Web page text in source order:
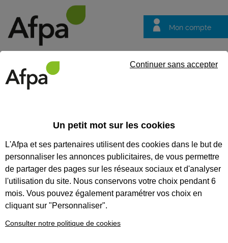
Mon compte
questions
CODES
CONCEPTEUR MÉDIATISEUR
PÉDAGOGIQUE
Un petit mot sur les cookies
L'Afpa et ses partenaires utilisent des cookies dans le but de
personnaliser les annonces publicitaires, de vous permettre
de partager des pages sur les réseaux sociaux et d'analyser
l'utilisation du site. Nous conservons votre choix pendant 6
mois. Vous pouvez également paramétrer vos choix en
cliquant sur "Personnaliser".
Consulter notre politique de cookies
Continuer sans accepter